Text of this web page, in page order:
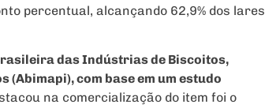
percentual, alcançando 62,9% dos lares
das Indústrias de Biscoitos,
com base em um estudo
na comercialização do item foi o